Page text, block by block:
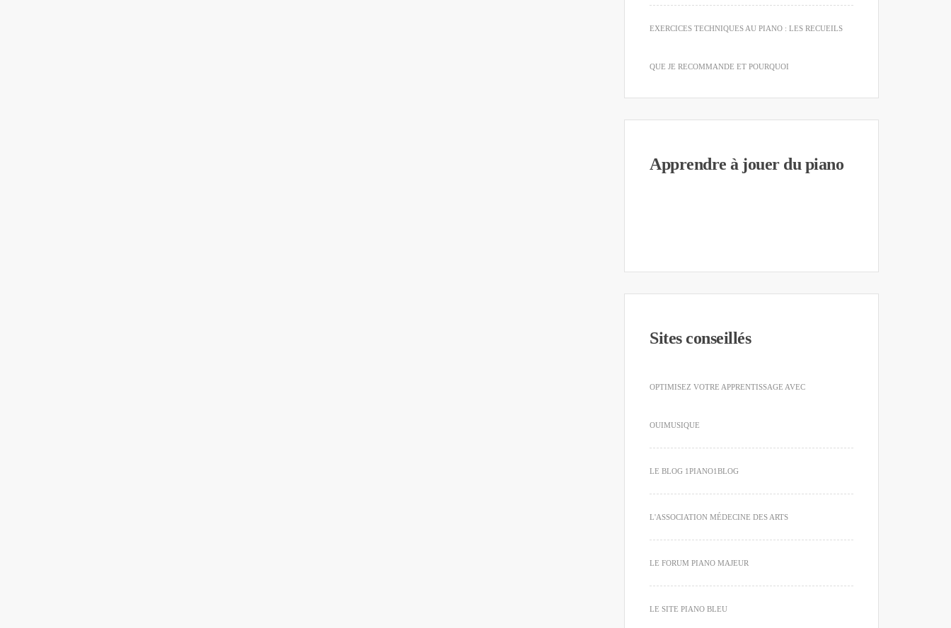
EXERCICES TECHNIQUES AU PIANO : LES RECUEILS
QUE JE RECOMMANDE ET POURQUOI
Apprendre à jouer du piano
Sites conseillés
OPTIMISEZ VOTRE APPRENTISSAGE AVEC
OUIMUSIQUE
LE BLOG 1PIANO1BLOG
L'ASSOCIATION MÉDECINE DES ARTS
LE FORUM PIANO MAJEUR
LE SITE PIANO BLEU